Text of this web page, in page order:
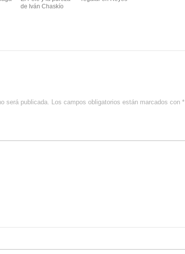
de Iván Chaskío
será publicada. Los campos obligatorios están marcados con*